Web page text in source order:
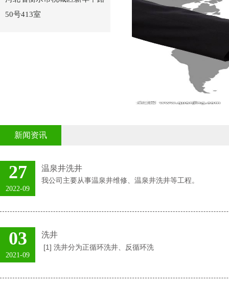
50号413室
新闻资讯
27
2022-09
温泉井洗井
我公司主要从事温泉井维修、温泉井洗井等工程。
03
2021-09
洗井
[1] 洗井分为正循环洗井、反循环洗